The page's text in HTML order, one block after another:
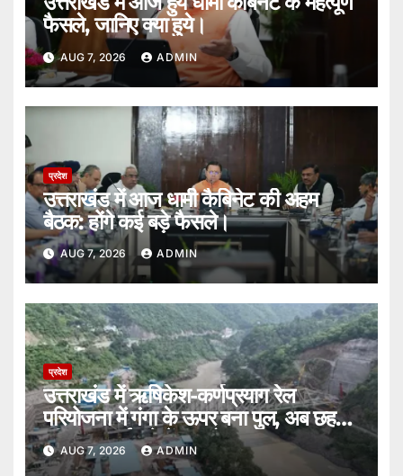
फैसले, जानिए क्या हुये।
AUG 7, 2026 ADMIN
प्रदेश
उत्तराखंड में आज धामी कैबिनेट की अहम
बैठक: होंगे कई बड़े फैसले।
AUG 7, 2026 ADMIN
प्रदेश
उत्तराखंड में ऋषिकेश-कर्णप्रयाग रेल
परियोजना में गंगा के ऊपर बना पुल, अब छह
की जगह ढाई घंटे में पूरा होगा सफर।
AUG 7, 2026 ADMIN